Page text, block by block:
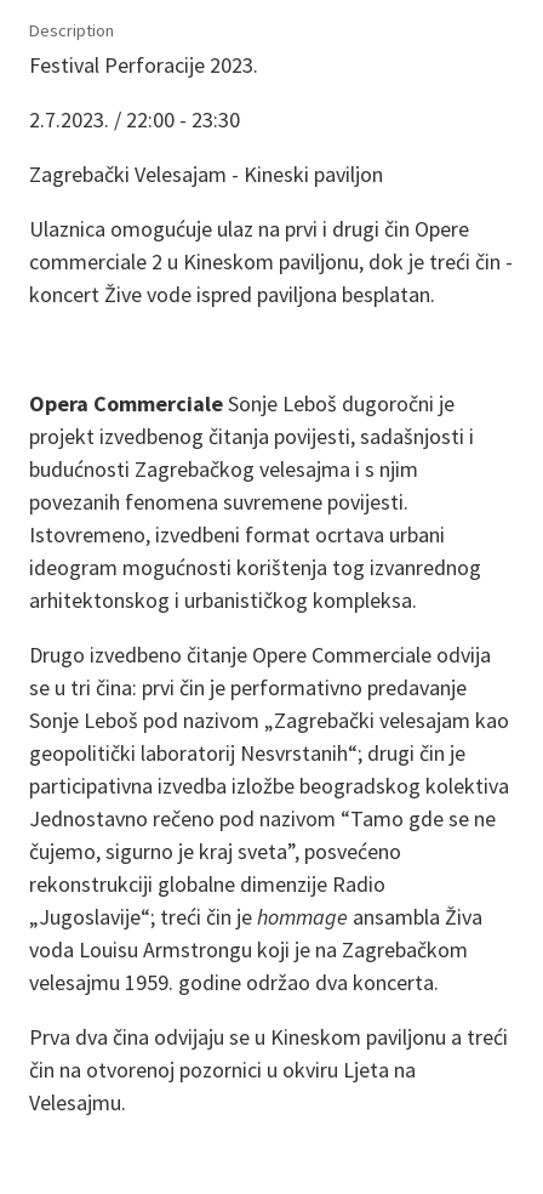
Description
Festival Perforacije 2023.
2.7.2023. / 22:00 - 23:30
Zagrebački Velesajam - Kineski paviljon
Ulaznica omogućuje ulaz na prvi i drugi čin Opere
commerciale 2 u Kineskom paviljonu, dok je treći čin -
koncert Žive vode ispred paviljona besplatan.
Opera CommercialeSonje Leboš dugoročni je
projekt izvedbenog čitanja povijesti, sadašnjosti i
budućnosti Zagrebačkog velesajma i s njim
povezanih fenomena suvremene povijesti.
Istovremeno, izvedbeni format ocrtava urbani
ideogram mogućnosti korištenja tog izvanrednog
arhitektonskog i urbanističkog kompleksa.
Drugo izvedbeno čitanje Opere Commerciale odvija
se u tri čina: prvi čin je performativno predavanje
Sonje Leboš pod nazivom „Zagrebački velesajam kao
geopolitički laboratorij Nesvrstanih“; drugi čin je
participativna izvedba izložbe beogradskog kolektiva
Jednostavno rečeno pod nazivom “Tamo gde se ne
čujemo, sigurno je kraj sveta”, posvećeno
rekonstrukciji globalne dimenzije Radio
„Jugoslavije“; treći čin jehommage ansambla Živa
voda Louisu Armstrongu koji je na Zagrebačkom
velesajmu 1959. godine održao dva koncerta.
Prva dva čina odvijaju se u Kineskom paviljonu a treći
čin na otvorenoj pozornici u okviru Ljeta na
Velesajmu.